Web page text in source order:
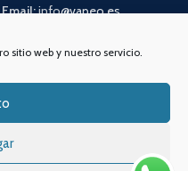
sitio web y nuestro servicio.
Email:info@vapeo.es